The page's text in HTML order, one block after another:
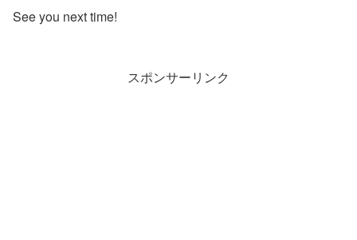
See you next time!
スポンサーリンク